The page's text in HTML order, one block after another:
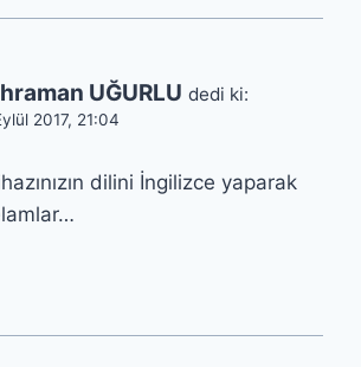
UĞURLU dedi ki:
2017, 21:04
dilini İngilizce yaparak